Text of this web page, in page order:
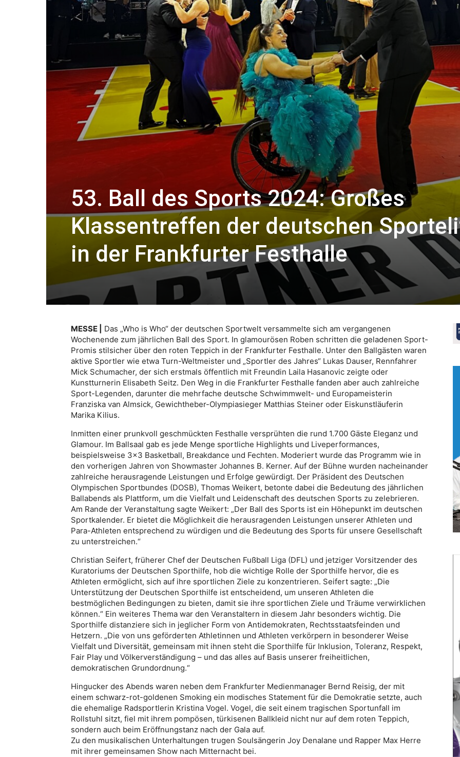
53. Ball des Sports 2024: Großes
Klassentreffen der deutschen
in der Frankfurter Festhalle
MESSE |
Das „Who is Who“ der deutschen Sportwelt versammelte sich am vergangenen
Wochenende zum jährlichen Ball des Sport. In glamourösen Roben schritten die geladenen Sport-
Promis stilsicher über den roten Teppich in der Frankfurter Festhalle. Unter den Ballgästen waren
aktive Sportler wie etwa Turn-Weltmeister und „Sportler des Jahres“ Lukas Dauser, Rennfahrer
Mick Schumacher, der sich erstmals öffentlich mit Freundin Laila Hasanovic zeigte oder
Kunstturnerin Elisabeth Seitz. Den Weg in die Frankfurter Festhalle fanden aber auch zahlreiche
Sport-Legenden, darunter die mehrfache deutsche Schwimmwelt- und Europameisterin
Franziska van Almsick, Gewichtheber-Olympiasieger Matthias Steiner oder Eiskunstläuferin
Marika Kilius.
Inmitten einer prunkvoll geschmückten Festhalle versprühten die rund 1.700 Gäste Eleganz und
Glamour. Im Ballsaal gab es jede Menge sportliche Highlights und Liveperformances,
beispielsweise 3×3 Basketball, Breakdance und Fechten. Moderiert wurde das Programm wie in
den vorherigen Jahren von Showmaster Johannes B. Kerner. Auf der Bühne wurden nacheinander
zahlreiche herausragende Leistungen und Erfolge gewürdigt. Der Präsident des Deutschen
Olympischen Sportbundes (DOSB), Thomas Weikert, betonte dabei die Bedeutung des jährlichen
Ballabends als Plattform, um die Vielfalt und Leidenschaft des deutschen Sports zu zelebrieren.
Am Rande der Veranstaltung sagte Weikert: „Der Ball des Sports ist ein Höhepunkt im deutschen
Sportkalender. Er bietet die Möglichkeit die herausragenden Leistungen unserer Athleten und
Para-Athleten entsprechend zu würdigen und die Bedeutung des Sports für unsere Gesellschaft
zu unterstreichen.“
Christian Seifert, früherer Chef der Deutschen Fußball Liga (DFL) und jetziger Vorsitzender des
Kuratoriums der Deutschen Sporthilfe, hob die wichtige Rolle der Sporthilfe hervor, die es
Athleten ermöglicht, sich auf ihre sportlichen Ziele zu konzentrieren. Seifert sagte: „Die
Unterstützung der Deutschen Sporthilfe ist entscheidend, um unseren Athleten die
bestmöglichen Bedingungen zu bieten, damit sie ihre sportlichen Ziele und Träume verwirklichen
können.“ Ein weiteres Thema war den Veranstaltern in diesem Jahr besonders wichtig. Die
Sporthilfe distanziere sich in jeglicher Form von Antidemokraten, Rechtsstaatsfeinden und
Hetzern. „Die von uns geförderten Athletinnen und Athleten verkörpern in besonderer Weise
Vielfalt und Diversität, gemeinsam mit ihnen steht die Sporthilfe für Inklusion, Toleranz, Respekt,
Fair Play und Völkerverständigung – und das alles auf Basis unserer freiheitlichen,
demokratischen Grundordnung.“
Hingucker des Abends waren neben dem Frankfurter Medienmanager Bernd Reisig, der mit
einem schwarz-rot-goldenen Smoking ein modisches Statement für die Demokratie setzte, auch
die ehemalige Radsportlerin Kristina Vogel. Vogel, die seit einem tragischen Sportunfall im
Rollstuhl sitzt, fiel mit ihrem pompösen, türkisenen Ballkleid nicht nur auf dem roten Teppich,
sondern auch beim Eröffnungstanz nach der Gala auf.
Zu den musikalischen Unterhaltungen trugen Soulsängerin Joy Denalane und Rapper Max Herre
mit ihrer gemeinsamen Show nach Mitternacht bei.